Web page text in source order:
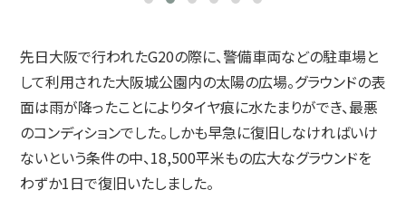
先日大阪で行われたG20の際に、警備車両などの駐車場と
して利用された大阪城公園内の太陽の広場。グラウンドの表
面は雨が降ったことによりタイヤ痕に水たまりができ、最悪
のコンディションでした。しかも早急に復旧しなければいけ
ないという条件の中、18,500平米もの広大なグラウンドを
わずか1日で復旧いたしました。